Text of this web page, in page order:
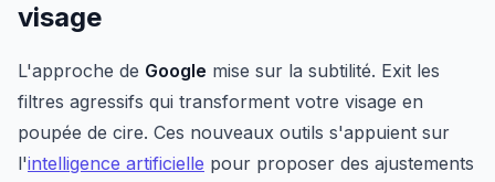
visage
L'approche de Google mise sur la subtilité. Exit les
filtres agressifs qui transforment votre visage en
poupée de cire. Ces nouveaux outils s'appuient sur
l'intelligence artificielle pour proposer des ajustements